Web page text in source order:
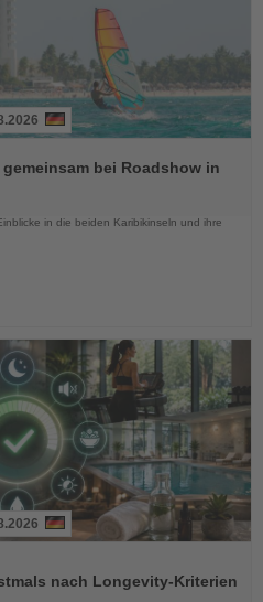
bei Roadshow in
in die beiden Karibikinseln und ihre
nach Longevity-Kriterien